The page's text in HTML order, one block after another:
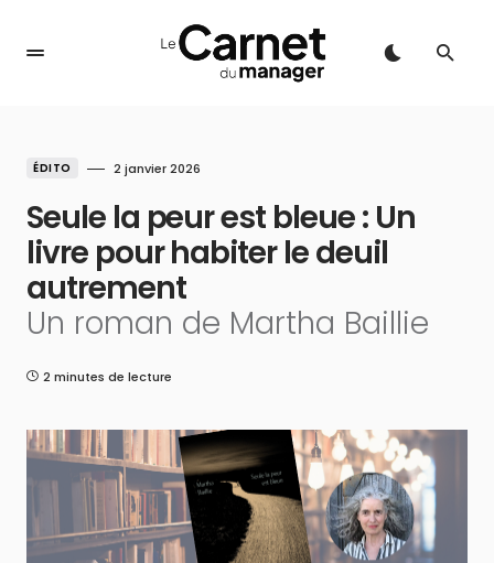
ÉDITO 2 janvier 2026
Seule la peur est bleue : Un
livre pour habiter le deuil
autrement
Un roman de Martha Baillie
2 minutes de lecture